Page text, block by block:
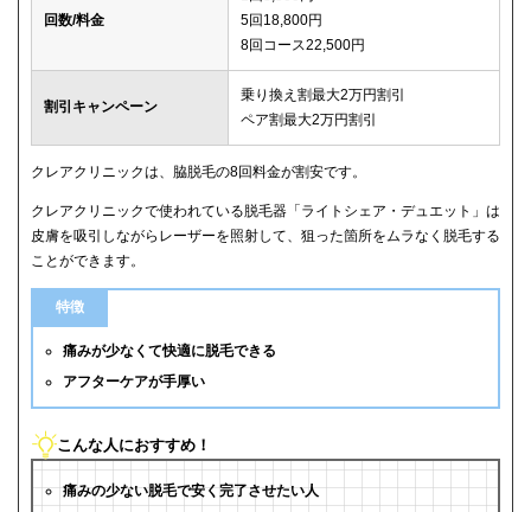
回数/料金
5回18,800円
8回コース22,500円
割引キャンペーン
乗り換え割最大2万円割引
ペア割最大2万円割引
クレアクリニックは、脇脱毛の8回料金が割安です。
クレアクリニックで使われている脱毛器「ライトシェア・デュエット」は
皮膚を吸引しながらレーザーを照射して、狙った箇所をムラなく脱毛する
ことができます。
特徴
痛みが少なくて快適に脱毛できる
アフターケアが手厚い
こんな人におすすめ！
痛みの少ない脱毛で安く完了させたい人